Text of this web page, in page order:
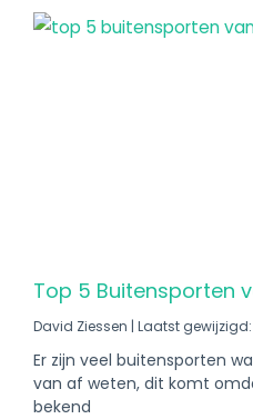
Top 5 Buitensporten
David Ziessen Laatst
Er zijn veel buitensporten
van af weten, dit komt
bekend